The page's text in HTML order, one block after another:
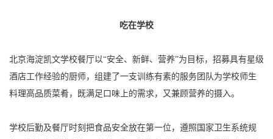
吃在学校
北京海淀凯文学校餐厅以“安全、新鲜、营养”为目标，招募具有星级
酒店工作经验的厨师，组建了一支训练有素的服务团队为学校师生
料理高品质菜肴，既满足口味上的需求，又兼顾营养的摄入。
学校后勤及餐厅时刻把食品安全放在第一位，遵照国家卫生系统规